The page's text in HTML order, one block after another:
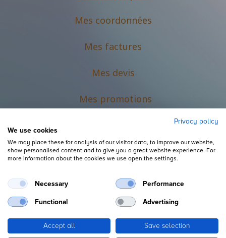
Mes coordonnées
Mes factures
Mes devis
Mes promotions
Mentions légales
Privacy policy
We use cookies
We may place these for analysis of our visitor data, to improve our website,
show personalised content and to give you a great website experience. For
more information about the cookies we use open the settings.
Necessary Performance
Functional Advertising
Accept all Save selection